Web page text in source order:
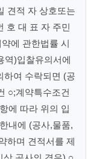
견적 자 상호또는
호 대 표 자 주민
에 관한법률 시
역)입찰유의서에
하여 수락되면 (공
○;계약특수조건
에 따라 위의 입
내에 (공사,물품,
하며 견적서를 제